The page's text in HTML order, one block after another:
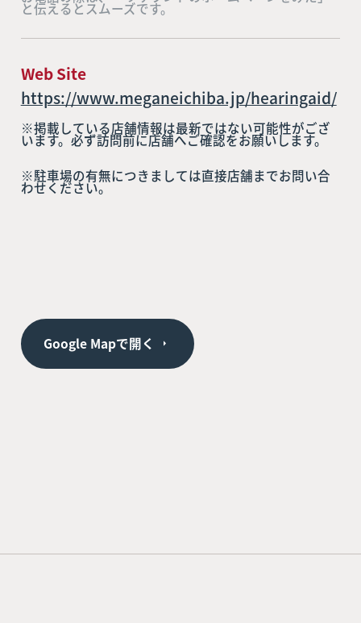
と伝えるとスムーズです。
Web Site
https://www.meganeichiba.jp/hearingaid/
※掲載している店舗情報は最新ではない可能性がござ
います。必ず訪問前に店舗へご確認をお願いします。
※駐車場の有無につきましては直接店舗までお問い合
わせください。
Google Mapで開く